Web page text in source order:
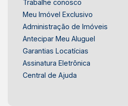
precisam de suíte no piso
desejam área externa
convivência - Quem procura
alto padrão em Piracicaba Esta residência reúne
de Imóveis, mais de 37 anos
Trabalhe conosco
Meu Imóvel Exclusivo
Administração de Imóveis
Antecipar Meu Aluguel
Garantias Locatícias
Assinatura Eletrônica
Central de Ajuda